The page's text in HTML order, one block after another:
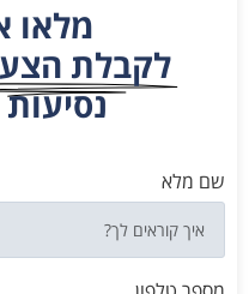
מלאו
לקבלת
נסיעות
שם מלא